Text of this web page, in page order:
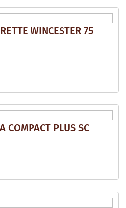
WINCESTER 75
PLUS SC